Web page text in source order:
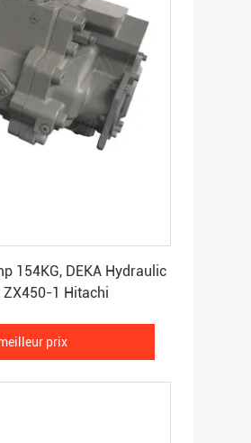
154KG, DEKA Hydraulic
ZX450-1 Hitachi
prix